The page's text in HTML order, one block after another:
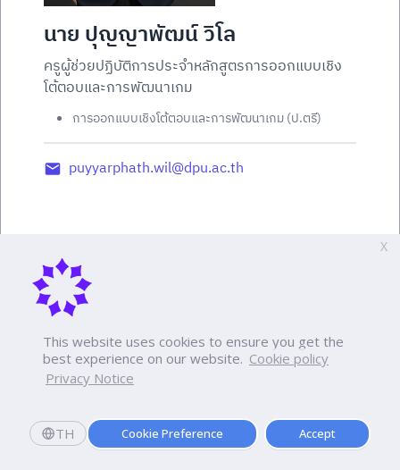
This website uses cookies to ensure you get the
best experience on our website. Cookie policy
Privacy Notice
TH Cookie Preference Accept
X
นาย ปุญญาพัฒน์ วิโล
ครูผู้ช่วยปฏิบัติการประจำหลักสูตรการออกแบบเชิง
โต้ตอบและการพัฒนาเกม
การออกแบบเชิงโต้ตอบและการพัฒนาเกม (ป.ตรี)
puyyarphath.wil@dpu.ac.th